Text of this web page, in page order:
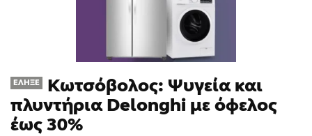
ΈΛΗΞΕ
Κωτσόβολος: Ψυγεία και
πλυντήρια Delonghi με όφελος
έως 30%